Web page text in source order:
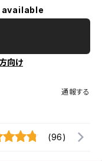
向け
通報する
(96)